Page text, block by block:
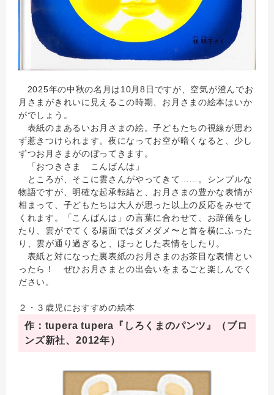
2025年の中秋の名月は10月8日ですが、空気が澄んでお
月さまがきれいに見えるこの時期、お月さまの絵本はいか
がでしょう。
表紙のまあるいお月さまの絵。子どもたちの視線が思わ
ず惹きつけられます。夜になってお空が暗くなると、少し
ずつお月さまがのぼってきます。
「おつきさま こんばんは」
ところが、そこに雲さんがやってきて……。シンプルな
物語ですが、明確な起承転結と、お月さまの豊かな表情が
相まって、子どもたちは大人が思った以上の反応をみせて
くれます。「こんばんは」の言葉に合わせて、お辞儀をし
たり、雲がでてくる場面ではダメダメ〜と首を横にふった
り、雲が通り過ぎると、ほっとした表情をしたり。
表紙と対になった裏表紙のお月さまのお茶目な表情とい
ったら！ ぜひお月さまとの出会いをまるごと楽しんでく
ださい。
２・３歳児におすすめの絵本
作：tupera tupera『しろくまのパンツ』（ブロ
ンズ新社、2012年）